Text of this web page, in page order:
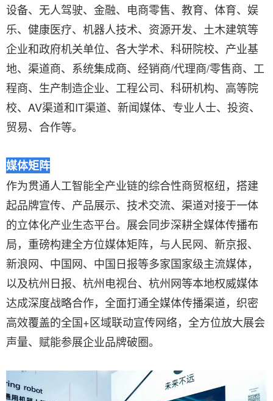
设备、无人驾驶、金融、电商零售、教育、体育、娱
乐、健康医疗、机器人技术、资源开发、土木建筑等
企业和政府机关单位、各大学术、科研院校、产业基
地、渠道商、系统集成商、经销商/代理商/零售商、工
程商、生产制造企业、工程公司、科研机构、高等院
校、AV渠道和IT渠道、新闻媒体、专业人士、投资、
贸易、合作等。
媒体矩阵
作为贯通人工智能全产业链的综合性商贸枢纽，搭建
起品牌宣传、产品展示、技术交流、渠道对接于一体
的立体化产业生态平台。展会同步深耕全媒体传播布
局，重磅构建全方位媒体矩阵，与人民网、新京报、
新浪网、中国网、中国日报等多家国家级主流媒体，
以及杭州日报、杭州电视台、杭州网等本地权威媒体
达成深度战略合作，全面打通全媒体传播渠道，织密
高效覆盖的全国+区域联动宣传网络，全方位放大展会
声量、赋能参展企业品牌破圈。